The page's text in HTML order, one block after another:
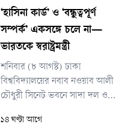
‘হাসিনা কার্ড’ ও ‘বন্ধুত্বপূর্ণ
সম্পর্ক’ একসঙ্গে চলে না—
ভারতকে স্বরাষ্ট্রমন্ত্রী
শনিবার (৮ আগস্ট) ঢাকা
বিশ্ববিদ্যালয়ের নবাব নওয়াব আলী
চৌধুরী সিনেট ভবনে সাদা দল ও
অব বাংলাদেশের আয়োজিত এক
১৪ ঘণ্টা আগে